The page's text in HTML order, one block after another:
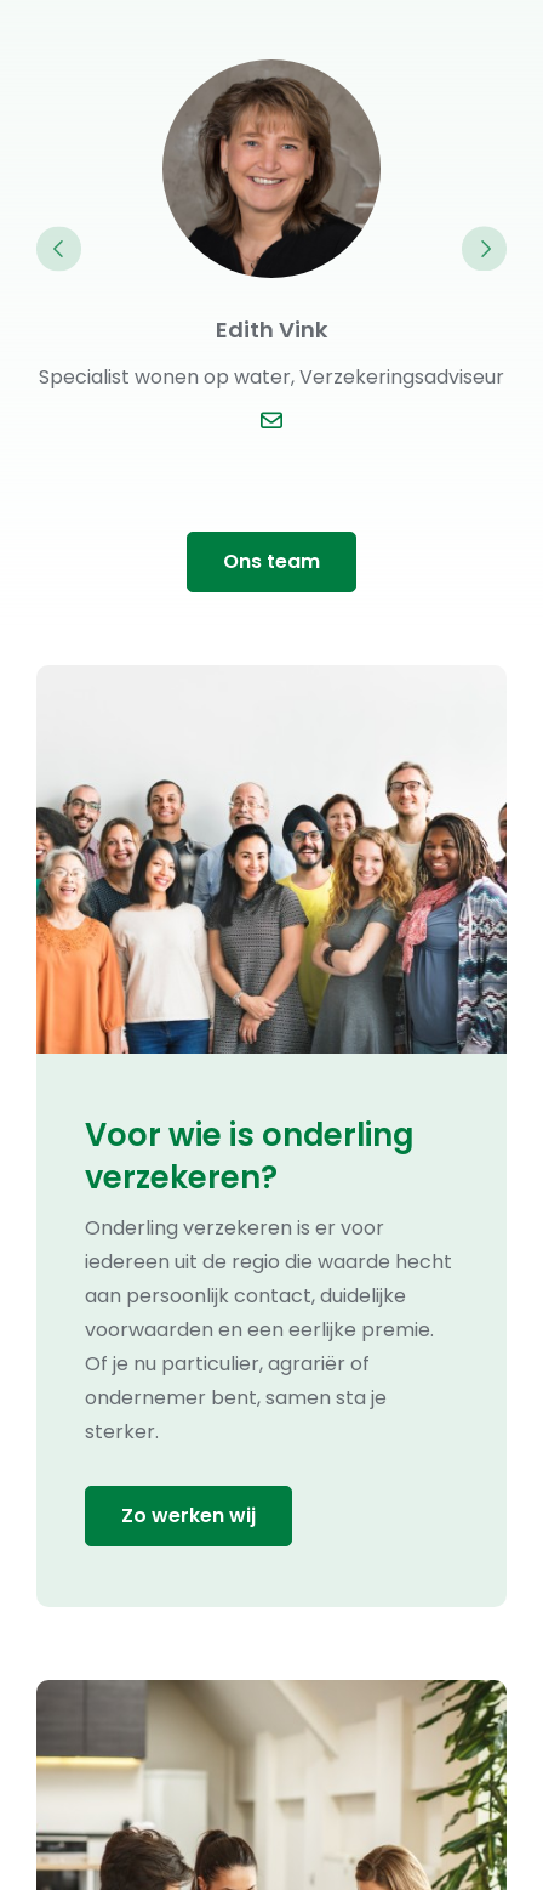
Annette Cohen
Specialist wonen op water, Verzekeringsadviseur
Ons team
Voor wie is onderling
verzekeren?
Onderling verzekeren is er voor
iedereen uit de regio die waarde hecht
aan persoonlijk contact, duidelijke
voorwaarden en een eerlijke premie.
Of je nu particulier, agrariër of
ondernemer bent, samen sta je
sterker.
Zo werken wij